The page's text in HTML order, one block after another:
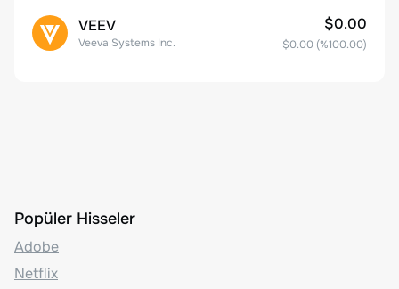
VEEV
Veeva Systems Inc.
$0.00
$0.00 (%100.00)
Popüler Hisseler
Adobe
Netflix